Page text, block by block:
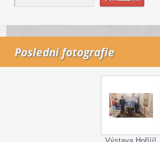
Poslední fotografie